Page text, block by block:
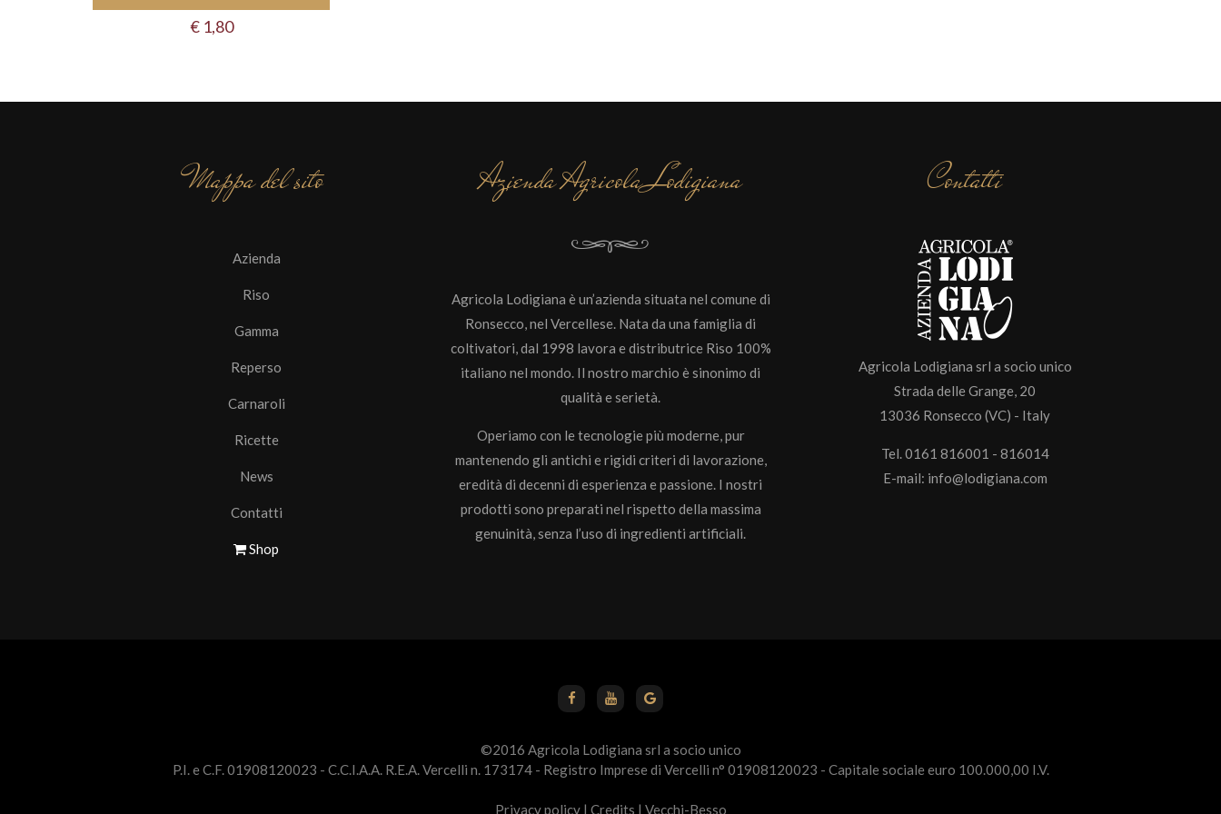
€1,80
Mappa del sito
Azienda
Riso
Gamma
Reperso
Carnaroli
Ricette
News
Contatti
Shop
Azienda Agricola Lodigiana
Agricola Lodigiana è un’azienda situata nel comune di
Ronsecco, nel Vercellese. Nata da una famiglia di
coltivatori, dal 1998 lavora e distributrice Riso 100%
italiano nel mondo. Il nostro marchio è sinonimo di
qualità e serietà.
Operiamo con le tecnologie più moderne, pur
mantenendo gli antichi e rigidi criteri di lavorazione,
eredità di decenni di esperienza e passione. I nostri
prodotti sono preparati nel rispetto della massima
genuinità, senza l’uso di ingredienti artificiali.
Contatti
Agricola Lodigiana srl a socio unico
Strada delle Grange, 20
13036 Ronsecco (VC) - Italy
Tel. 0161 816001 - 816014
E-mail: info@lodigiana.com
©2016 Agricola Lodigiana srl a socio unico
P.I. e C.F. 01908120023 - C.C.I.A.A. R.E.A. Vercelli n. 173174 - Registro Imprese di Vercelli n° 01908120023 - Capitale sociale euro 100.000,00 I.V.
Privacy policy| Credits | Vecchi-Besso